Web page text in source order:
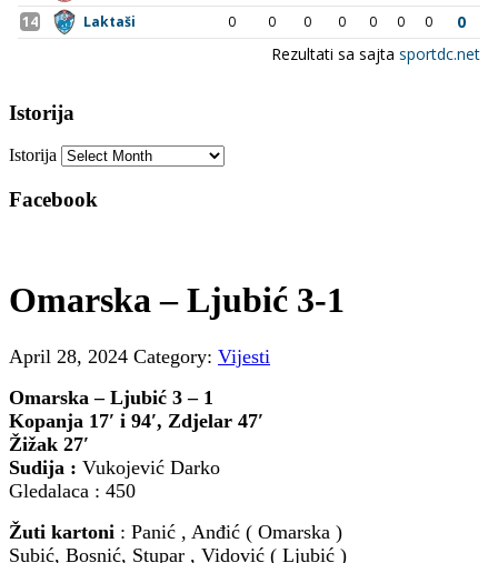
Istorija
Istorija
Facebook
Omarska – Ljubić 3-1
April 28, 2024 Category: Vijesti
Omarska – Ljubić 3 – 1
Kopanja 17′ i 94′, Zdjelar 47′
Žižak 27′
Sudija : Vukojević Darko
Gledalaca : 450
Žuti kartoni : Panić , Anđić ( Omarska )
Subić, Bosnić, Stupar , Vidović ( Ljubić )